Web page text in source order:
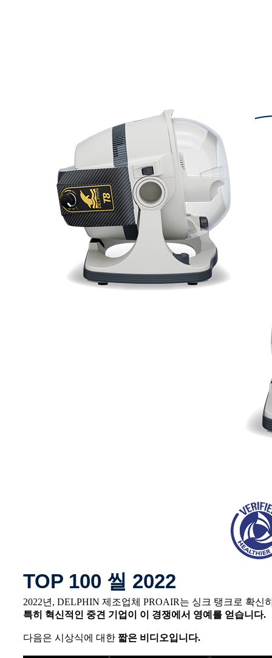
TOP 100 씰 2022
2022년, DELPHIN 제조업체 PROAIR는 싱크 탱크로 확신
특히 혁신적인 중견 기업이 이 경쟁에서 영예를 얻습니다.
다음은 시상식에 대한 짧은 비디오입니다.